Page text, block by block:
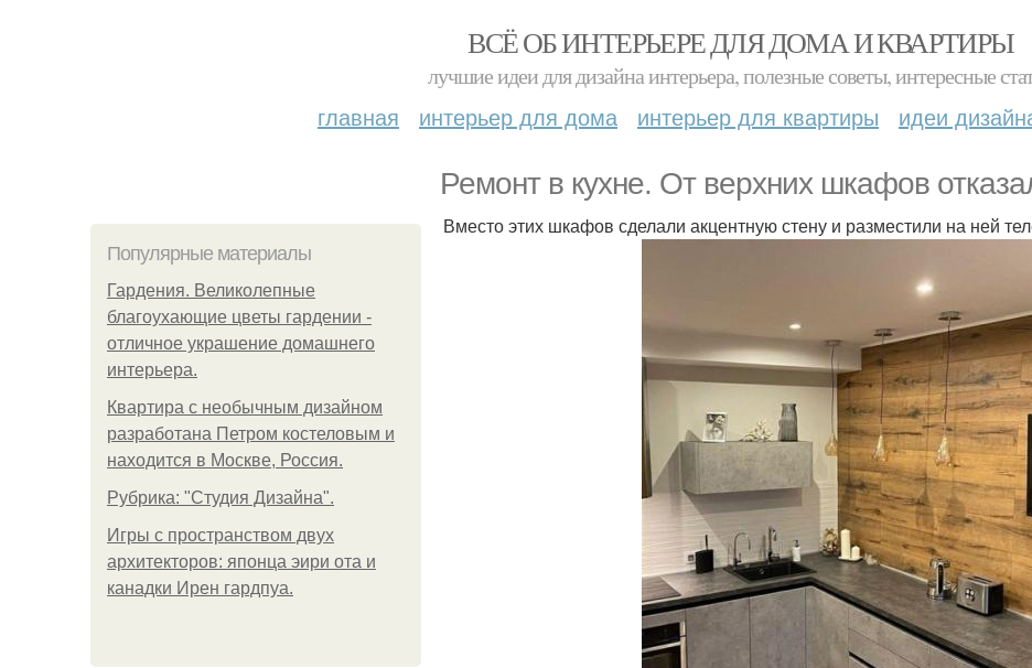
ВСЁ ОБ ИНТЕРЬЕРЕ ДЛЯ ДОМА И КВАРТИРЫ
лучшие идеи для дизайна интерьера, полезные советы, интересные
главная интерьер для дома интерьер для квартиры идеи
Ремонт в кухне. От верхних шкафов
Популярные материалы
Гардения. Великолепные
благоухающие цветы гардении -
отличное украшение домашнего
интерьера.
Квартира с необычным дизайном
разработана Петром костеловым и
находится в Москве, Россия.
Рубрика: "Студия Дизайна".
Игры с пространством двух
архитекторов: японца эири ота и
канадки Ирен гардпуа.
Вместо этих шкафов сделали акцентную стену и разместили на ней